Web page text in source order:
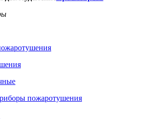
пожаротушения